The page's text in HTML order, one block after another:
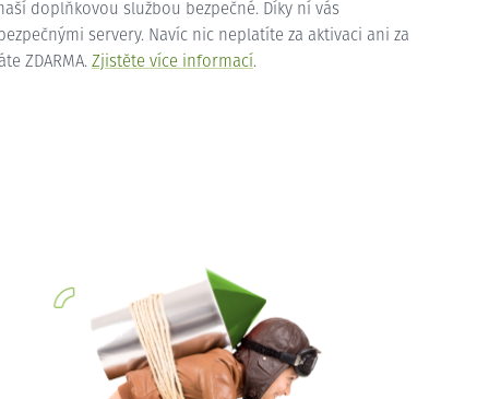
doplňkovou službou bezpečné. Díky ní vás
servery. Navíc nic neplatíte za aktivaci ani za
ZDARMA. Zjistěte více informací.